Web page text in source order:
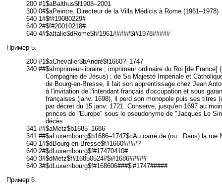
200 #1$aBalthus$f1908–2001
300 0#$aPeintre. Directeur de la Villa Médicis à Rome (1961–1978)
640 1#$f#19080229#
640 2#$f#20010218#
640 4#$aItalie$dRome$f#1961#####$i#1978#####
Пример 5.
200 #1$aChevalier$bAndré$f1660?–1747
340 ##$aImprimeur-libraire ; imprimeur ordinaire du Roi [de
Compagnie de Jésus) ; de Sa Majesté Impériale et
de Bourg-en-Bresse, il fait son apprentissage chez Jean
à l'invitation de l'intendant français d'occupation et sous
françaises (janv. 1698), il perd son monopole puis ses titres
par décret du 15 janv. 1721. Conserve, jusqu'en 1697 au
princes de l'Europe" sous le pseudonyme de "Jacques Le
décès
341 ##$aMetz$b1685–1686
341 ##$aLuxembourg$b1686–1747$cAu carré de (ou : Dans) la
640 1#$dBourg-en-Bresse$f#1660####?
640 2#$dLuxembourg$f#17470410#
640 3#$dMetz$f#16850524#$i#1686#####
640 3#$dLuxembourg$f#168606###$i#1747#####
Пример 6.